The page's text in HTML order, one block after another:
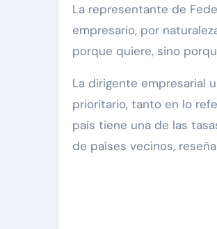
La representante de
empresario, por
porque quiere, sino
La dirigente empresarial
prioritario, tanto en lo
país tiene una de las
de países vecinos,